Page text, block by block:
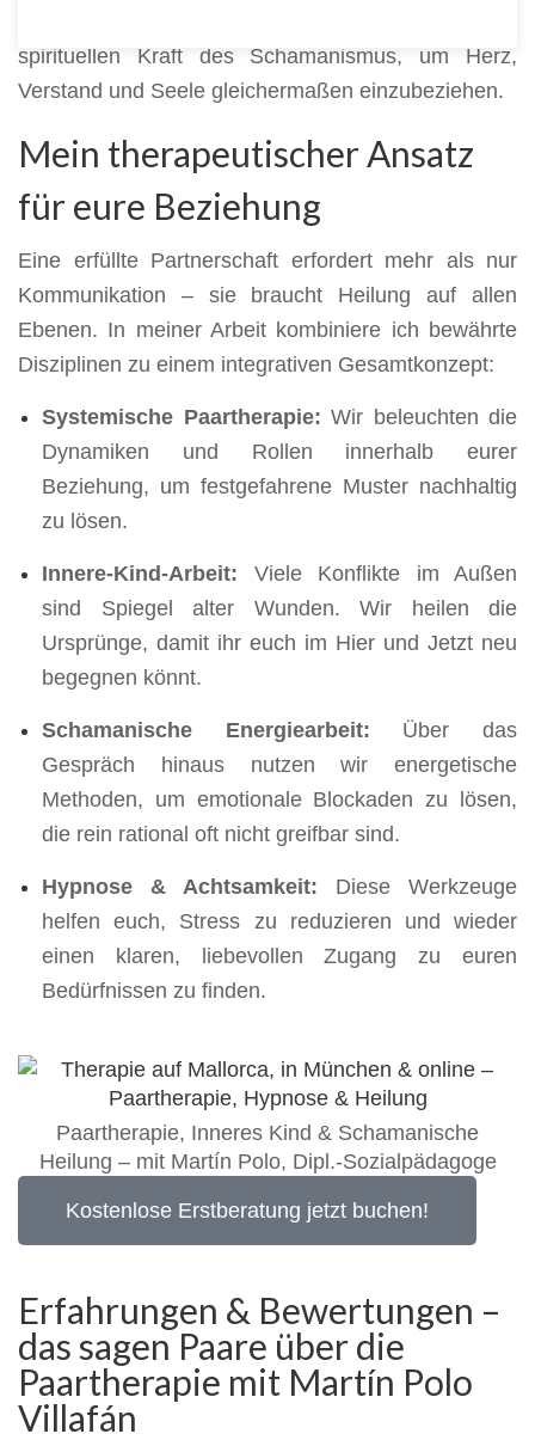
spirituellen Kraft des Schamanismus, um Herz,
Verstand und Seele gleichermaßen einzubeziehen.
Mein therapeutischer Ansatz
für eure Beziehung
Eine erfüllte Partnerschaft erfordert mehr als nur
Kommunikation – sie braucht Heilung auf allen
Ebenen. In meiner Arbeit kombiniere ich bewährte
Disziplinen zu einem integrativen Gesamtkonzept:
Systemische Paartherapie: Wir beleuchten die
Dynamiken und Rollen innerhalb eurer
Beziehung, um festgefahrene Muster nachhaltig
zu lösen.
Innere-Kind-Arbeit: Viele Konflikte im Außen
sind Spiegel alter Wunden. Wir heilen die
Ursprünge, damit ihr euch im Hier und Jetzt neu
begegnen könnt.
Schamanische Energiearbeit: Über das
Gespräch hinaus nutzen wir energetische
Methoden, um emotionale Blockaden zu lösen,
die rein rational oft nicht greifbar sind.
Hypnose & Achtsamkeit: Diese Werkzeuge
helfen euch, Stress zu reduzieren und wieder
einen klaren, liebevollen Zugang zu euren
Bedürfnissen zu finden.
Paartherapie, Inneres Kind & Schamanische
Heilung – mit Martín Polo, Dipl.-Sozialpädagoge
Kostenlose Erstberatung jetzt buchen!
Erfahrungen & Bewertungen –
das sagen Paare über die
Paartherapie mit Martín Polo
Villafán